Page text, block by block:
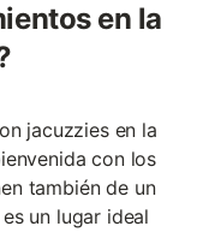
en la
jacuzzies en la
con los
también de un
un lugar ideal